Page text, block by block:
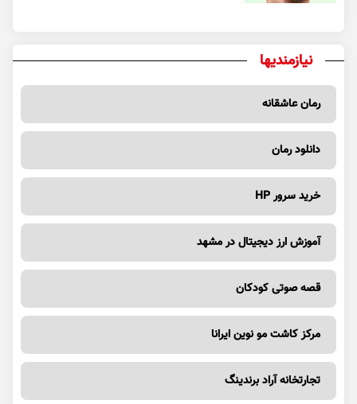
نیازمندیها
رمان عاشقانه
دانلود رمان
خرید سرور HP
آموزش ارز دیجیتال در مشهد
قصه صوتی کودکان
مرکز کاشت مو نوین ایرانا
تجارتخانه آراد برندینگ